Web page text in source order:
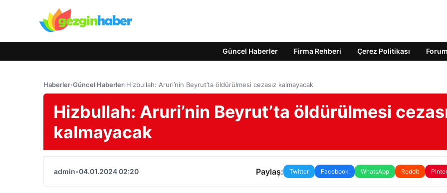
Güncel Haberler Firma Rehberi Çerez Politikası Forum
Haberler›Güncel Haberler›Hizbullah: Aruri’nin Beyrut’ta öldürülmesi cezasız kalmayacak
Hizbullah: Aruri’nin Beyrut’ta öldürülmesi
kalmayacak
admin•04.01.2024 02:20 Paylaş: Twitter Facebook WhatsApp Reddit